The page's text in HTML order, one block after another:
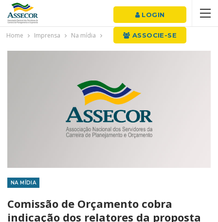
LOGIN
ASSOCIE-SE
Home Imprensa Na mídia
NA MÍDIA
Comissão de Orçamento cobra
indicação dos relatores da proposta